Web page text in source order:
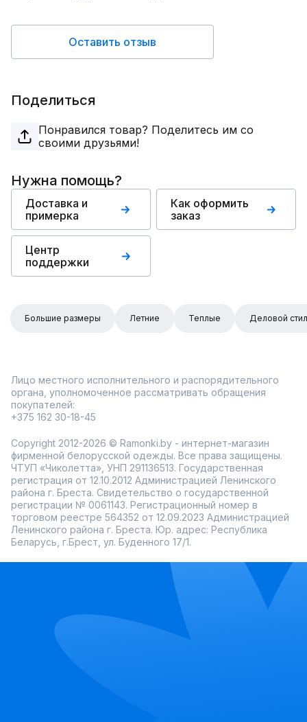
Оставить отзыв
Поделиться
Понравился товар? Поделитесь им со
своими друзьями!
Нужна помощь?
Доставка и
примерка
Как оформить
заказ
Центр
поддержки
Большие размеры Летние Теплые Деловой
Лицо местного исполнительного и распорядительного
органа, уполномоченное рассматривать обращения
покупателей:
+375 162 30-18-45
Copyright 2012-2026 © Ramonki.by - интернет-магазин
фирменной белорусской одежды. Все права защищены.
ЧТУП «Чиколетта», УНП 291136513. Государственная
регистрация от 12.10.2012 Администрацией Ленинского
района г. Бреста. Свидетельство о государственной
регистрации № 0061143. Регистрационный номер в
торговом реестре 564352 от 12.09.2023 Администрацией
Ленинского района г. Бреста. Юр. адрес: Республика
Беларусь, г.Брест, ул. Буденного 17/1.